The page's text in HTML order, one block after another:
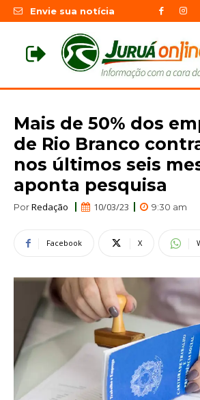
Envie sua notícia
Mais de 50% dos
de Rio Branco
nos últimos seis
aponta pesquisa
PorRedação 10/03/23 9:30 am
Facebook X